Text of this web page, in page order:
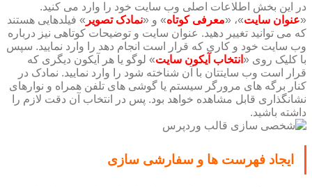
در این بخش اطلاعات اصلی وب سایت خود را وارد می کنید.
«عنوان سایت»، «معرفی کوتاه» و «نمادک تصویر » فیلدهایی هستند
که می توانید تغییر دهید. عنوان سایت و توضیحات کوتاهی نیز درباره
وب سایت خود و کاری که قرار است انجام دهد را وارد نمایید. سپس
با کلیک روی « انتخاب آیکون سایت» لوگو یا هر آیکون دیگری که
قرار است وب سایتتان با آن شناخته شود را وارد نمایید. نمادک در
کنار برگه های مرورگر سیستم یا گوشی های تلفن همراه و نوارهای
نشانگذاری قابل مشاهده خواهد بود. پس در انتخاب آن دقت لازم را
داشته باشید.
ایجاد فهرست ها و سفارشی سازی